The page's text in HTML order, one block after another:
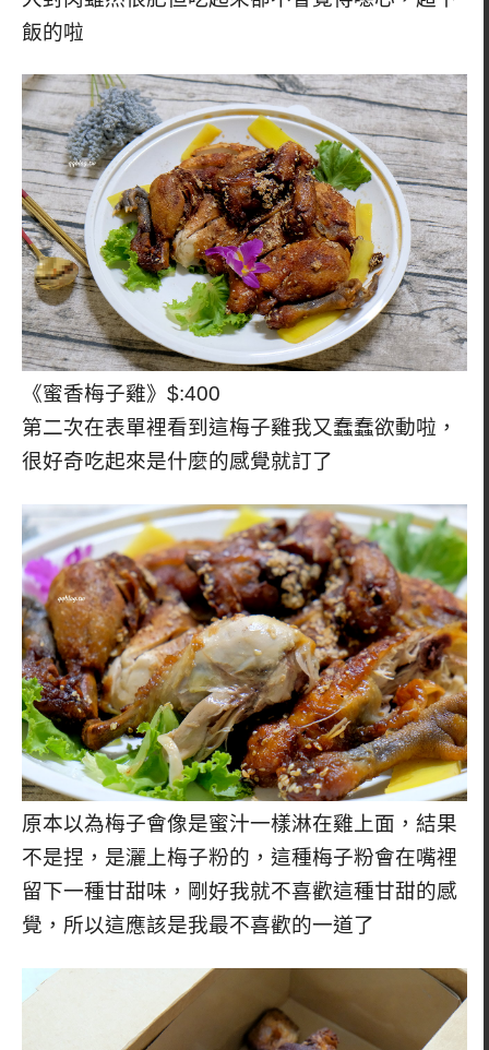
飯的啦
《蜜香梅子雞》$:400
第二次在表單裡看到這梅子雞我又蠢蠢欲動啦，
很好奇吃起來是什麼的感覺就訂了
原本以為梅子會像是蜜汁一樣淋在雞上面，結果
不是捏，是灑上梅子粉的，這種梅子粉會在嘴裡
留下一種甘甜味，剛好我就不喜歡這種甘甜的感
覺，所以這應該是我最不喜歡的一道了